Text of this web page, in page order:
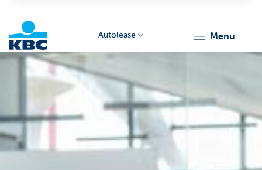
Autolease menu